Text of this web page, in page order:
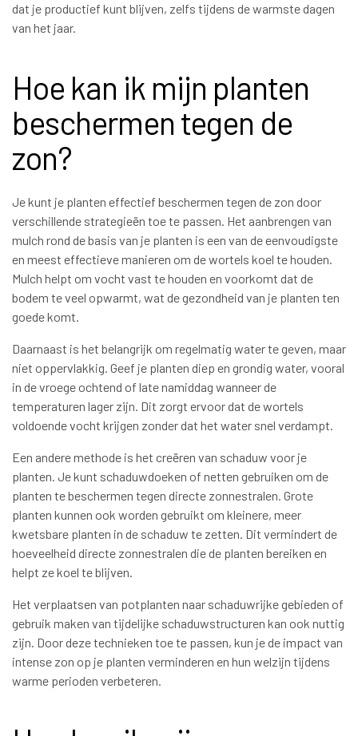
dat je productief kunt blijven, zelfs tijdens de warmste dagen
van het jaar.
Hoe kan ik mijn planten
beschermen tegen de
zon?
Je kunt je planten effectief beschermen tegen de zon door
verschillende strategieën toe te passen. Het aanbrengen van
mulch rond de basis van je planten is een van de eenvoudigste
en meest effectieve manieren om de wortels koel te houden.
Mulch helpt om vocht vast te houden en voorkomt dat de
bodem te veel opwarmt, wat de gezondheid van je planten ten
goede komt.
Daarnaast is het belangrijk om regelmatig water te geven, maar
niet oppervlakkig. Geef je planten diep en grondig water, vooral
in de vroege ochtend of late namiddag wanneer de
temperaturen lager zijn. Dit zorgt ervoor dat de wortels
voldoende vocht krijgen zonder dat het water snel verdampt.
Een andere methode is het creëren van schaduw voor je
planten. Je kunt schaduwdoeken of netten gebruiken om de
planten te beschermen tegen directe zonnestralen. Grote
planten kunnen ook worden gebruikt om kleinere, meer
kwetsbare planten in de schaduw te zetten. Dit vermindert de
hoeveelheid directe zonnestralen die de planten bereiken en
helpt ze koel te blijven.
Het verplaatsen van potplanten naar schaduwrijke gebieden of
gebruik maken van tijdelijke schaduwstructuren kan ook nuttig
zijn. Door deze technieken toe te passen, kun je de impact van
intense zon op je planten verminderen en hun welzijn tijdens
warme perioden verbeteren.